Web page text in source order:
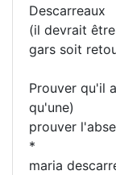
Descarreaux
(il devrait
gars soit
Prouver qu'il
qu'une)
prouver
*
maria